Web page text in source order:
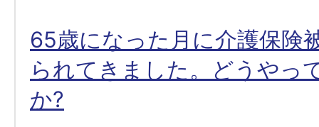
65歳になった月に介護保険
られてきました。どうやっ
か?